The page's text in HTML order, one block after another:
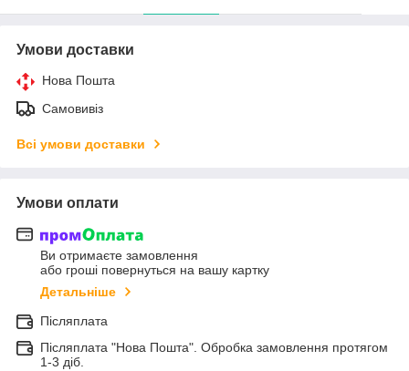
Умови доставки
Нова Пошта
Самовивіз
Всі умови доставки
Умови оплати
Ви отримаєте замовлення
або гроші повернуться на вашу картку
Детальніше
Післяплата
Післяплата "Нова Пошта". Обробка замовлення протягом
1-3 діб.